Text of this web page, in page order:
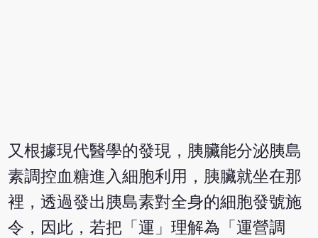
又根據現代醫學的發現，胰臟能分泌胰島
素調控血糖進入細胞利用，胰臟就坐在那
裡，透過發出胰島素對全身的細胞發號施
令，因此，若把「運」理解為「運營調